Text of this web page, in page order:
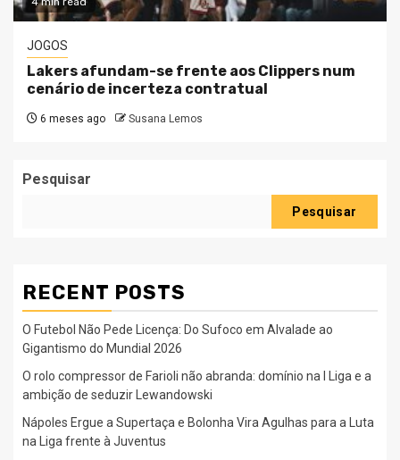
JOGOS
Lakers afundam-se frente aos Clippers num
cenário de incerteza contratual
6 meses ago Susana Lemos
Pesquisar
Pesquisar
RECENT POSTS
O Futebol Não Pede Licença: Do Sufoco em Alvalade ao
Gigantismo do Mundial 2026
O rolo compressor de Farioli não abranda: domínio na I Liga e a
ambição de seduzir Lewandowski
Nápoles Ergue a Supertaça e Bolonha Vira Agulhas para a Luta
na Liga frente à Juventus